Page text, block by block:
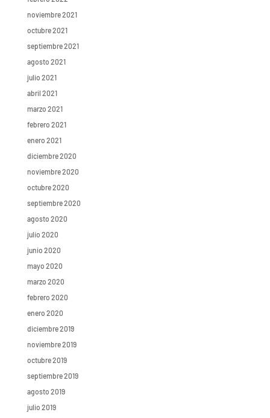
noviembre 2021
octubre 2021
septiembre 2021
agosto 2021
julio 2021
abril 2021
marzo 2021
febrero 2021
enero 2021
diciembre 2020
noviembre 2020
octubre 2020
septiembre 2020
agosto 2020
julio 2020
junio 2020
mayo 2020
marzo 2020
febrero 2020
enero 2020
diciembre 2019
noviembre 2019
octubre 2019
septiembre 2019
agosto 2019
julio 2019